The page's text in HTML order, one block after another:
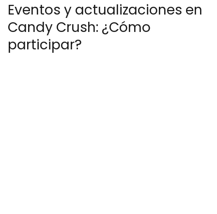
Eventos y actualizaciones en
Candy Crush: ¿Cómo
participar?